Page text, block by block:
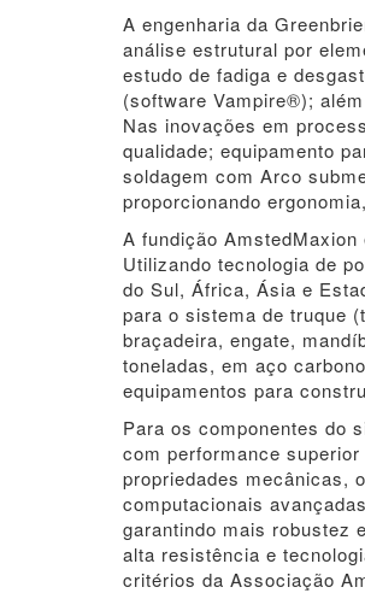
A engenharia da
análise estrutural por
estudo de fadiga e
(software Vampire®);
Nas inovações em
qualidade; equipamento
soldagem com Arco
proporcionando
A fundição
Utilizando tecnologia de
do Sul, África, Ásia e
para o sistema de truque
braçadeira, engate,
toneladas, em aço
equipamentos para
Para os componentes do
com performance
propriedades mecânicas,
computacionais
garantindo mais robustez
alta resistência e
critérios da Associação